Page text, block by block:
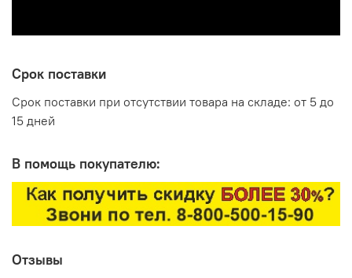
Срок поставки
Срок поставки при отсутствии товара на складе: от 5 до
15 дней
В помощь покупателю:
Отзывы